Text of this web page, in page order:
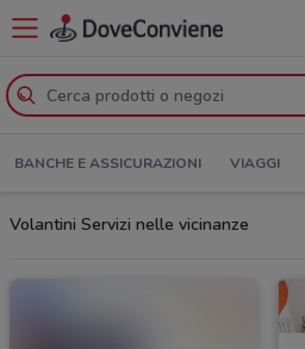
BANCHE E ASSICURAZIONI VIAGGI
Volantini Servizi nelle vicinanze